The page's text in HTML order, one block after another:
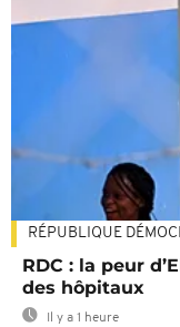
RÉPUBLIQUE
RDC : la peur
des hôpitaux
Il y a 1 heure